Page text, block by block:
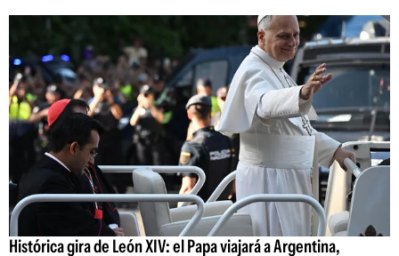
Histórica gira de León XIV: el Papa viajará a Argentina,